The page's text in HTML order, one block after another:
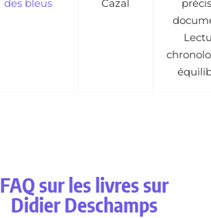
des bleus Cazal
FAQ sur les livres sur
Didier Deschamps